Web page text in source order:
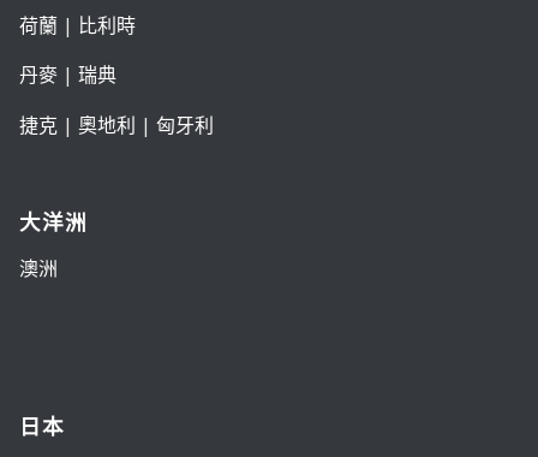
荷蘭| 比利時
丹麥| 瑞典
捷克| 奧地利 | 匈牙利
大洋洲
澳洲
日本